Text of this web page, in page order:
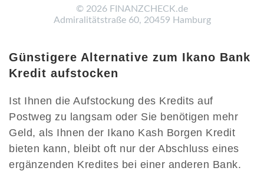
© 2026 FINANZCHECK.de
Admiralitätstraße 60, 20459 Hamburg
Günstigere Alternative zum Ikano Bank
Kredit aufstocken
Ist Ihnen die Aufstockung des Kredits auf
Postweg zu langsam oder Sie benötigen mehr
Geld, als Ihnen der Ikano Kash Borgen Kredit
bieten kann, bleibt oft nur der Abschluss eines
ergänzenden Kredites bei einer anderen Bank.